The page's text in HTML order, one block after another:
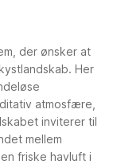
der ønsker at
Her
atmosfære,
inviterer til
mellem
friske havluft i